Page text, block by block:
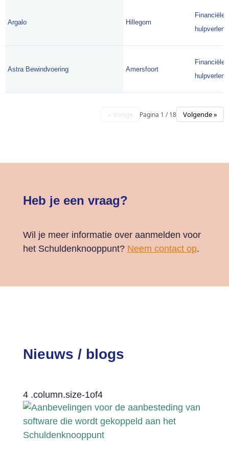
Argalo Hillegom
Financiële
Astra Bewindvoering Amersfoort
Financiële
« Vorige Pagina 1 / 18 Volgende »
Heb je een vraag?
Wil je meer informatie over aanmelden voor
het Schuldenknooppunt? Neem contact op.
Nieuws / blogs